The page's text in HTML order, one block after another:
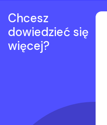
Chcesz
dowiedzieć się
więcej?